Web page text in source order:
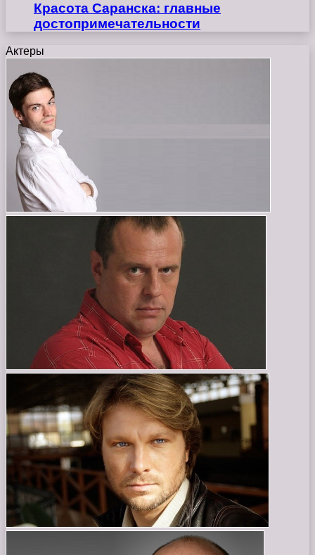
Красота Саранска: главные
достопримечательности
Актеры